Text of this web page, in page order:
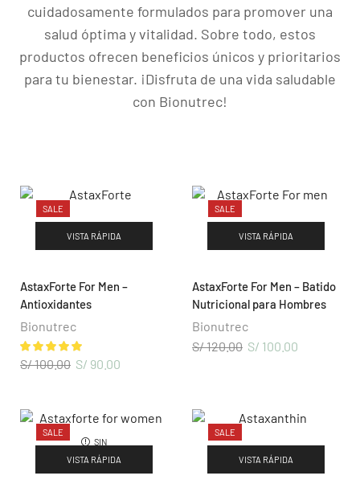
cuidadosamente formulados para promover una
salud óptima y vitalidad. Sobre todo, estos
productos ofrecen beneficios únicos y prioritarios
para tu bienestar. ¡Disfruta de una vida saludable
con Bionutrec!
SALE
VISTA RÁPIDA
AstaxForte For Men –
Antioxidantes
Bionutrec
S/100.00 S/ 90.00
SALE
VISTA RÁPIDA
AstaxForte For Men – Batido
Nutricional para Hombres
Bionutrec
S/120.00 S/ 100.00
SALE
SIN
EXISTENCIAS
VISTA RÁPIDA
SALE
VISTA RÁPIDA
Cuidado Personal
Nutrición Diaria
Wellness Hombre
Energía y Vitalidad
DISTRIBUIDORES
Nuevo Distribuidor
Oportunidad de Negocio